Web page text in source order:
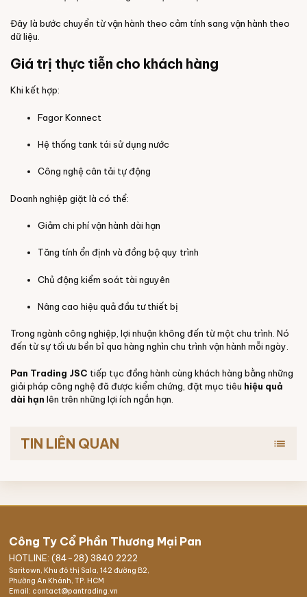
Đây là bước chuyển từ vận hành theo cảm tính sang vận hành theo
dữ liệu.
Giá trị thực tiễn cho khách hàng
Khi kết hợp:
Fagor Konnect
Hệ thống tank tái sử dụng nước
Công nghệ cân tải tự động
Doanh nghiệp giặt là có thể:
Giảm chi phí vận hành dài hạn
Tăng tính ổn định và đồng bộ quy trình
Chủ động kiểm soát tài nguyên
Nâng cao hiệu quả đầu tư thiết bị
Trong ngành công nghiệp, lợi nhuận không đến từ một chu trình. Nó
đến từ sự tối ưu bền bỉ qua hàng nghìn chu trình vận hành mỗi ngày.
Pan Trading JSC tiếp tục đồng hành cùng khách hàng bằng những
giải pháp công nghệ đã được kiểm chứng, đặt mục tiêu hiệu quả
dài hạn lên trên những lợi ích ngắn hạn.
TIN LIÊN QUAN list
Công Ty Cổ Phần Thương Mại Pan
HOTLINE: (84-28) 3840 2222
Saritown, Khu đô thị Sala, 142 đường B2,
Phường An Khánh, TP. HCM
Email: contact@pantrading.vn